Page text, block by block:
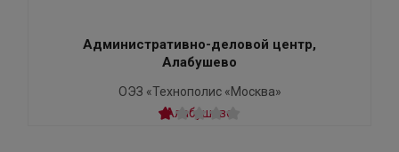
Административно-деловой центр,
Алабушево
ОЭЗ «Технополис «Москва»